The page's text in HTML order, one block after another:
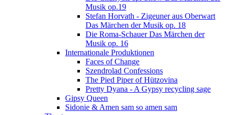
Musik op.19
Stefan Horvath - Zigeuner aus Oberwart
Das Märchen der Musik op. 18
Die Roma-Schauer Das Märchen der
Musik op. 16
Internationale Produktionen
Faces of Change
Szendrolad Confessions
The Pied Piper of Hützovina
Pretty Dyana - A Gypsy recycling sage
Gipsy Queen
Sidonie & Amen sam so amen sam